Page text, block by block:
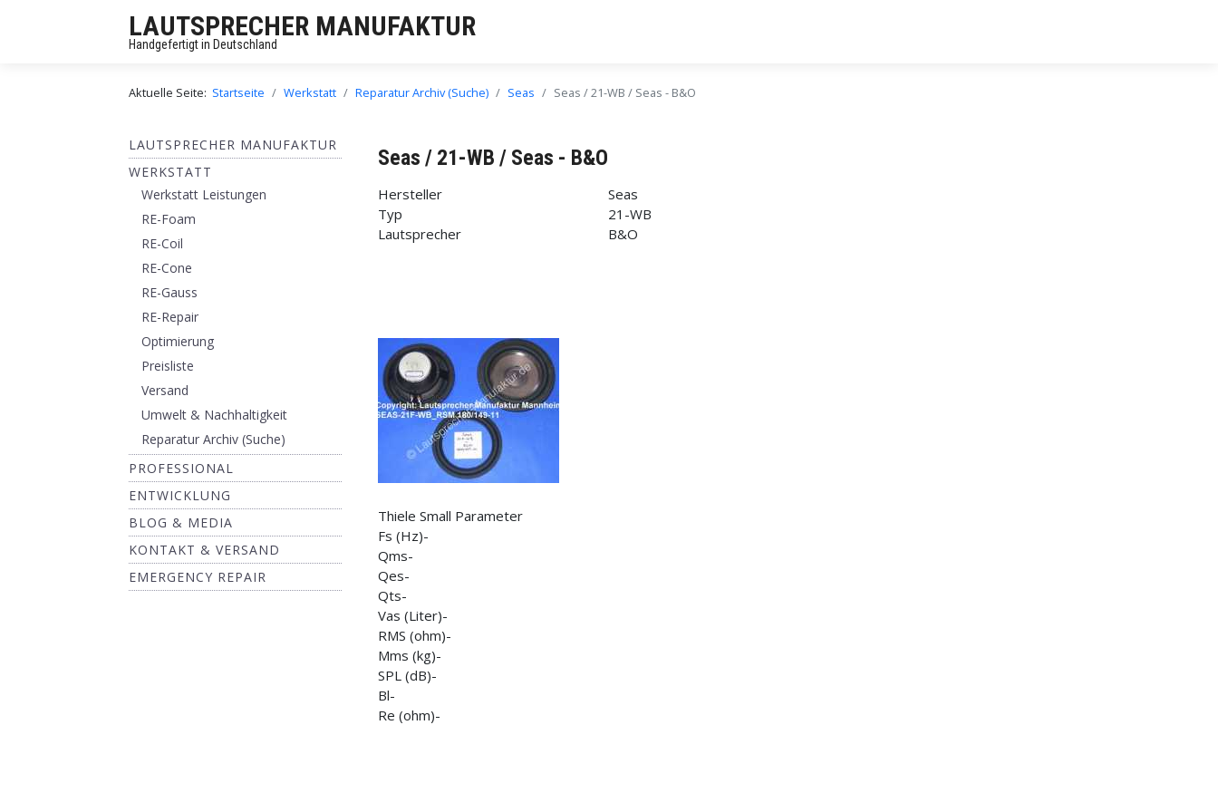
LAUTSPRECHER MANUFAKTUR
Handgefertigt in Deutschland
Aktuelle Seite: Startseite Werkstatt Reparatur Archiv (Suche) Seas Seas / 21-WB / Seas - B&O
LAUTSPRECHER MANUFAKTUR
WERKSTATT
Werkstatt Leistungen
RE-Foam
RE-Coil
RE-Cone
RE-Gauss
RE-Repair
Optimierung
Preisliste
Versand
Umwelt & Nachhaltigkeit
Reparatur Archiv (Suche)
PROFESSIONAL
ENTWICKLUNG
BLOG & MEDIA
KONTAKT & VERSAND
EMERGENCY REPAIR
Seas / 21-WB / Seas - B&O
Hersteller
Seas
Typ
21-WB
Lautsprecher
B&O
Thiele Small Parameter
Fs (Hz)-
Qms-
Qes-
Qts-
Vas (Liter)-
RMS (ohm)-
Mms (kg)-
SPL (dB)-
Bl-
Re (ohm)-